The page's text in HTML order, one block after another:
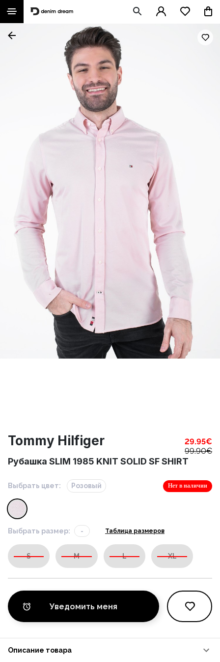
Tommy Hilfiger 29.95€
99.90€
Рубашка SLIM 1985 KNIT SOLID SF SHIRT
Выбрать цвет: Розовый Нет в наличии
Выбрать размер: - Таблица размеров
S M L XL
Уведомить меня
Описание товара